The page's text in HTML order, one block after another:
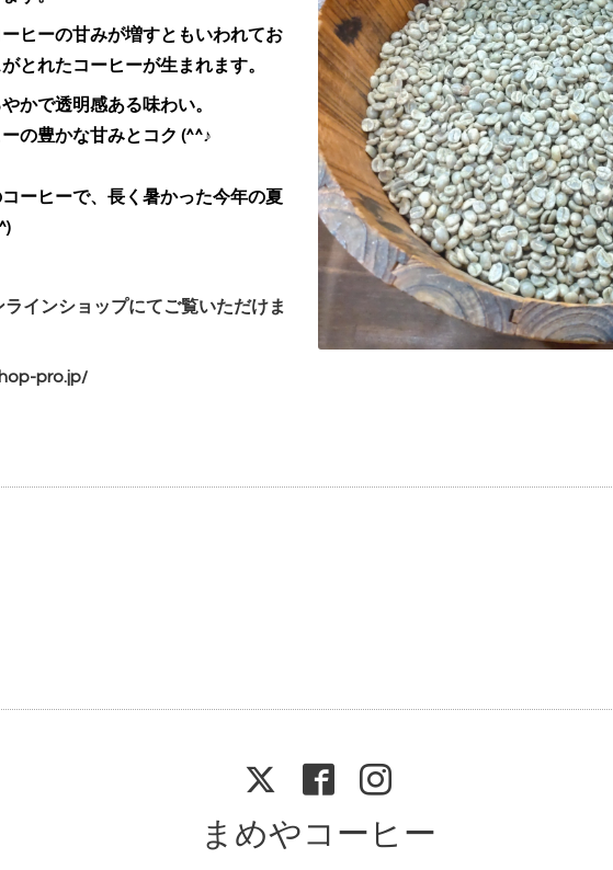
ヒーの甘みが増すともいわれてお
とれたコーヒーが生まれます。
かで透明感ある味わい。
の豊かな甘みとコク (^^♪
ーヒーで、長く暑かった今年の夏
インショップにてご覧いただけま
pro.jp/
まめやコーヒー